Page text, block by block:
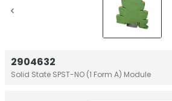
2904632
Solid State SPST-NO (1 Form A) Module